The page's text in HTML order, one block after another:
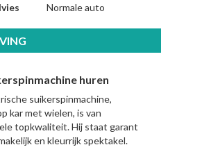
Normale auto
huren
suikerspinmachine,
kar met wielen, is van
topkwaliteit. Hij staat garant
en kleurrijk spektakel.